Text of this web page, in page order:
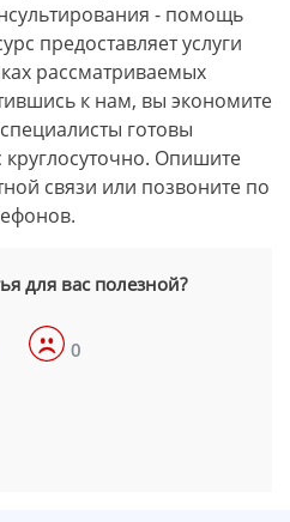
- помощь
предоставляет услуги
рассматриваемых
к нам, вы экономите
готовы
круглосуточно. Опишите
связи или позвоните по
для вас полезной?
0